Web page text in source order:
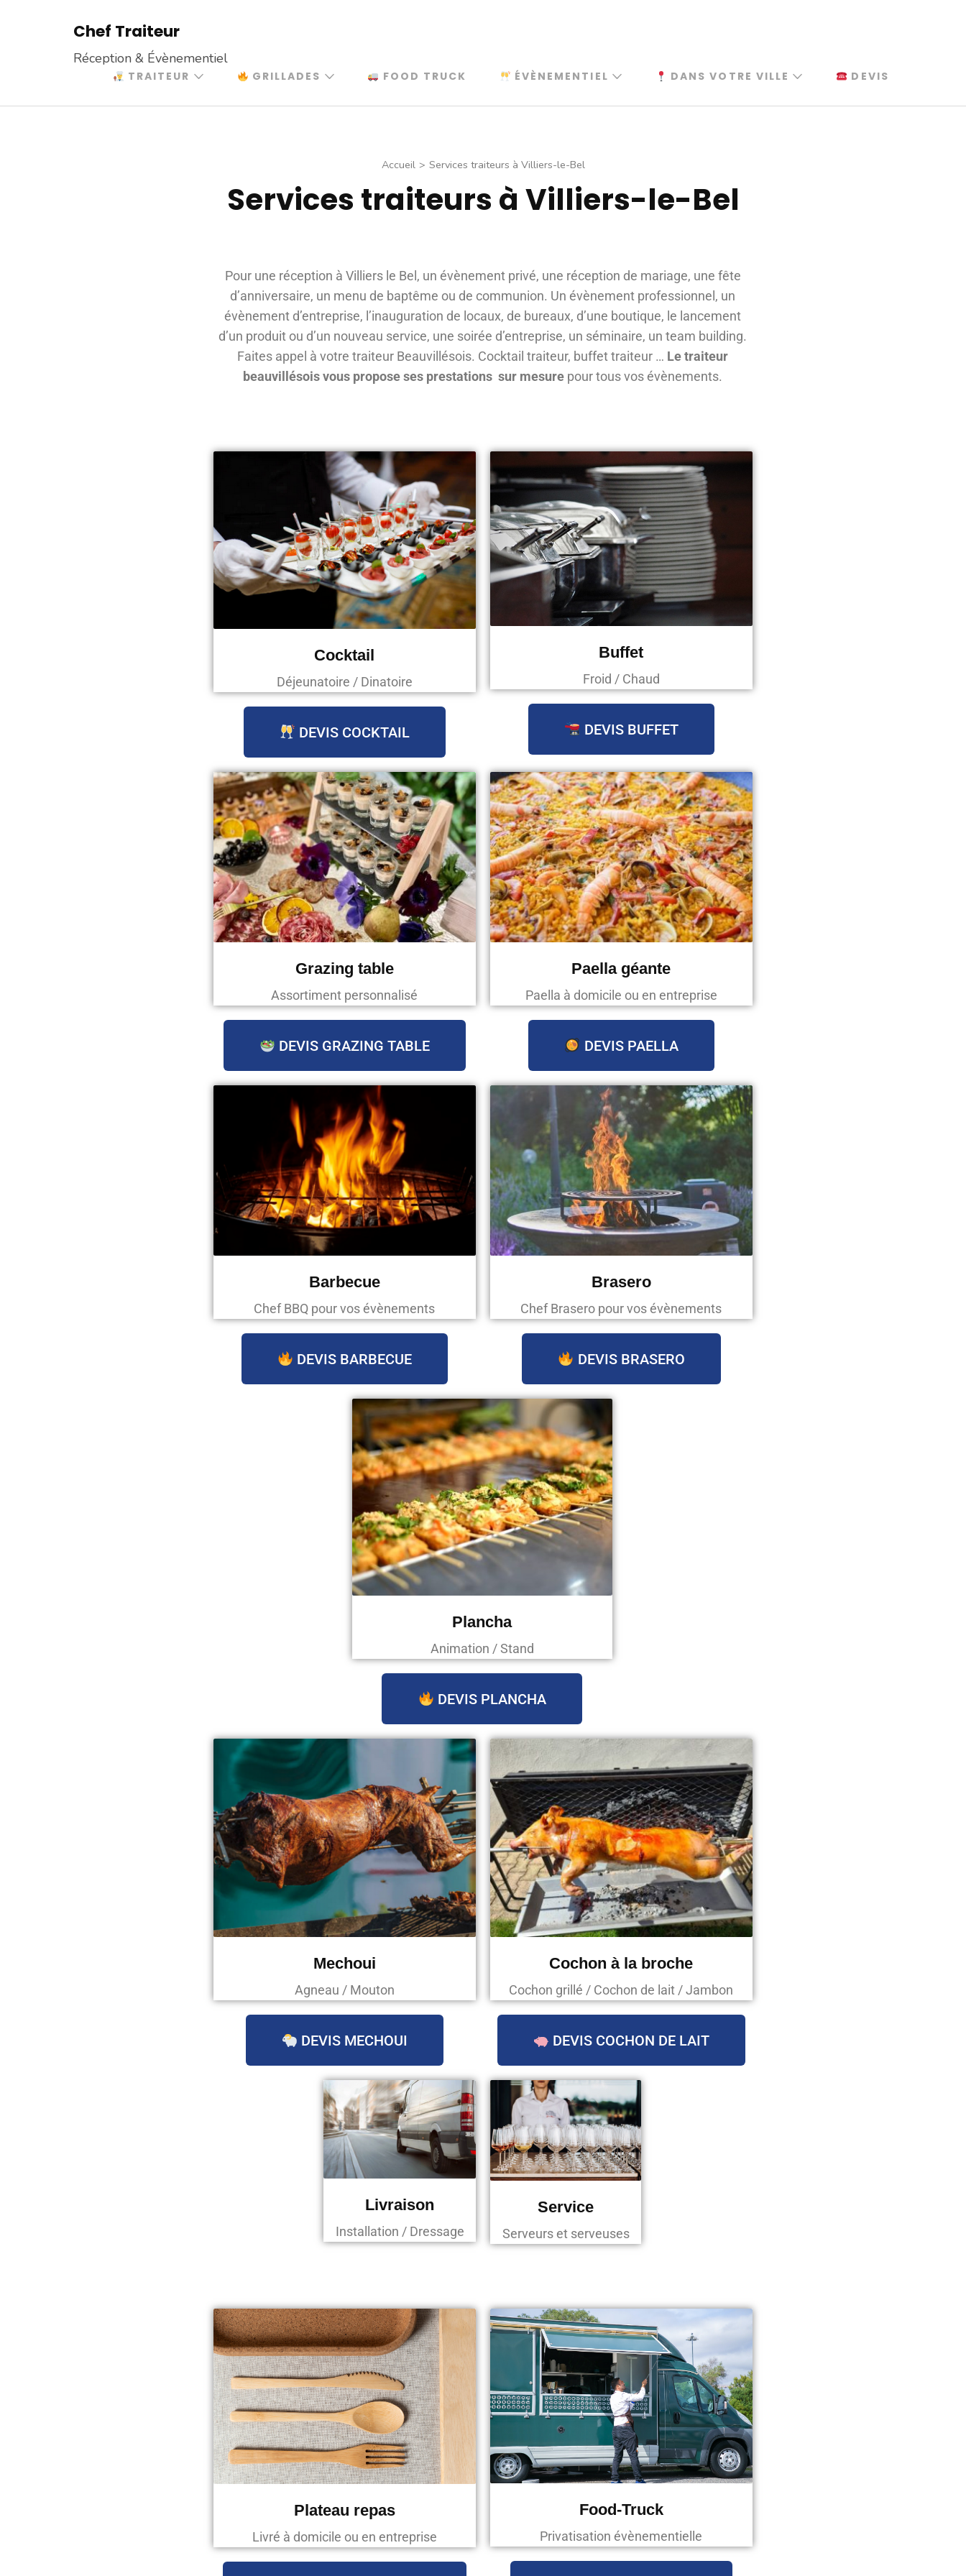
Chef Traiteur
Réception & Évènementiel
TRAITEUR GRILLADES FOOD TRUCK ÉVÈNEMENTIEL DANS VOTRE VILLE DEVIS
Accueil > Services traiteurs à Villiers-le-Bel
Services traiteurs à Villiers-le-Bel
Pour une réception à Villiers le Bel, un évènement privé, une réception de mariage, une fête
d’anniversaire, un menu de baptême ou de communion. Un évènement professionnel, un
évènement d’entreprise, l’inauguration de locaux, de bureaux, d’une boutique, le lancement
d’un produit ou d’un nouveau service, une soirée d’entreprise, un séminaire, un team building.
Faites appel à votre traiteur Beauvillésois. Cocktail traiteur, buffet traiteur … Le traiteur
beauvillésois vous propose ses prestations sur mesure pour tous vos évènements.
Cocktail
Déjeunatoire / Dinatoire
DEVIS COCKTAIL
Buffet
Froid / Chaud
DEVIS BUFFET
Grazing table
Assortiment personnalisé
DEVIS GRAZING TABLE
Paella géante
Paella à domicile ou en entreprise
DEVIS PAELLA
Barbecue
Chef BBQ pour vos évènements
DEVIS BARBECUE
Brasero
Chef Brasero pour vos évènements
DEVIS BRASERO
Plancha
Animation / Stand
DEVIS PLANCHA
Mechoui
Agneau / Mouton
DEVIS MECHOUI
Cochon à la broche
Cochon grillé / Cochon de lait / Jambon
DEVIS COCHON DE LAIT
Livraison
Installation / Dressage
Service
Serveurs et serveuses
Plateau repas
Livré à domicile ou en entreprise
Food-Truck
Privatisation évènementielle